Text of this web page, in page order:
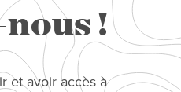
!
et avoir accès à